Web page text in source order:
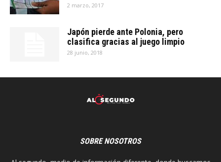
2 marzo, 2017
Japón pierde ante Polonia, pero
clasifica gracias al juego limpio
28 junio, 2018
SOBRE NOSOTROS